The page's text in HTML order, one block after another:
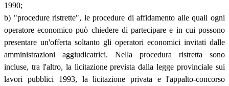
1990;
b) "procedure ristrette", le procedure di affidamento alle quali ogni
operatore economico può chiedere di partecipare e in cui possono
presentare un'offerta soltanto gli operatori economici invitati dalle
amministrazioni aggiudicatrici. Nella procedura ristretta sono
incluse, tra l'altro, la licitazione prevista dalla legge provinciale sui
lavori pubblici 1993, la licitazione privata e l'appalto-concorso